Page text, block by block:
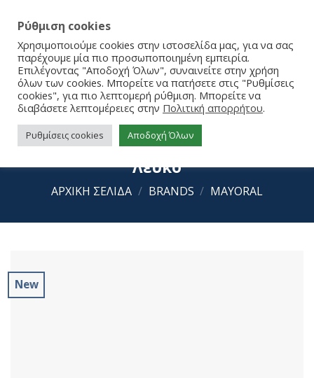
Mayoral Καλσόν Ζακάρ 25-09857-060
Λευκό
ΑΡΧΙΚΉ ΣΕΛΊΔΑ / BRANDS / MAYORAL
New
Ρύθμιση cookies
Χρησιμοποιούμε cookies στην ιστοσελίδα μας, για να σας
παρέχουμε μία πιο προσωποποιημένη εμπειρία.
Επιλέγοντας "Αποδοχή Όλων", συναινείτε στην χρήση
όλων των cookies. Μπορείτε να πατήσετε στις "Ρυθμίσεις
cookies", για πιο λεπτομερή ρύθμιση. Μπορείτε να
διαβάσετε λεπτομέρειες στην Πολιτική απορρήτου.
Ρυθμίσεις cookies Αποδοχή Όλων